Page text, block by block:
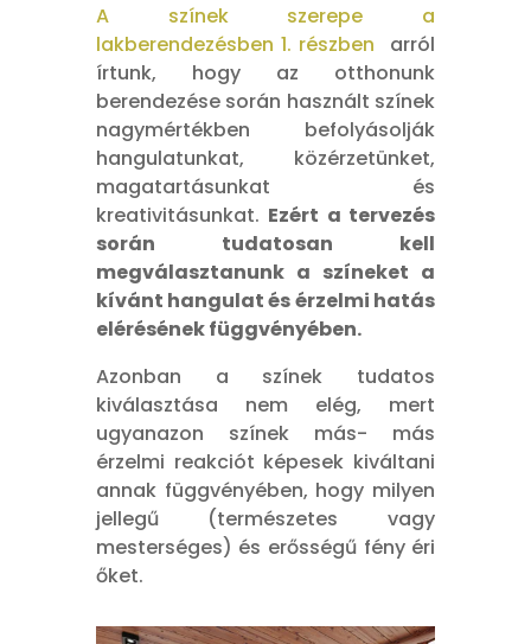
A színek szerepe a
lakberendezésben 1. részben
arról
írtunk, hogy az otthonunk
berendezése során használt színek
nagymértékben befolyásolják
hangulatunkat, közérzetünket,
magatartásunkat és
kreativitásunkat. Ezért a tervezés
során tudatosan kell
megválasztanunk a színeket a
kívánt hangulat és érzelmi hatás
elérésének függvényében.
Azonban a színek tudatos
kiválasztása nem elég, mert
ugyanazon színek más- más
érzelmi reakciót képesek kiváltani
annak függvényében, hogy milyen
jellegű (természetes vagy
mesterséges) és erősségű fény éri
őket.